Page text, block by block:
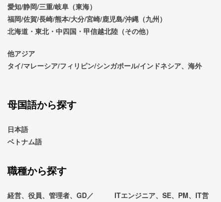
愛知/静岡/三重/岐阜（東海）
福岡/佐賀/長崎/熊本/大分/宮崎/鹿児島/沖縄（九州）
北海道・東北・中四国・甲信越北陸（その他）
他アジア
タイ/マレーシア/フィリピン/シンガポール/インドネシア、海外
母国語から探す
日本語
ベトナム語
職種から探す
経営、役員、管理者、GD／
ITエンジニア、SE、PM、IT営